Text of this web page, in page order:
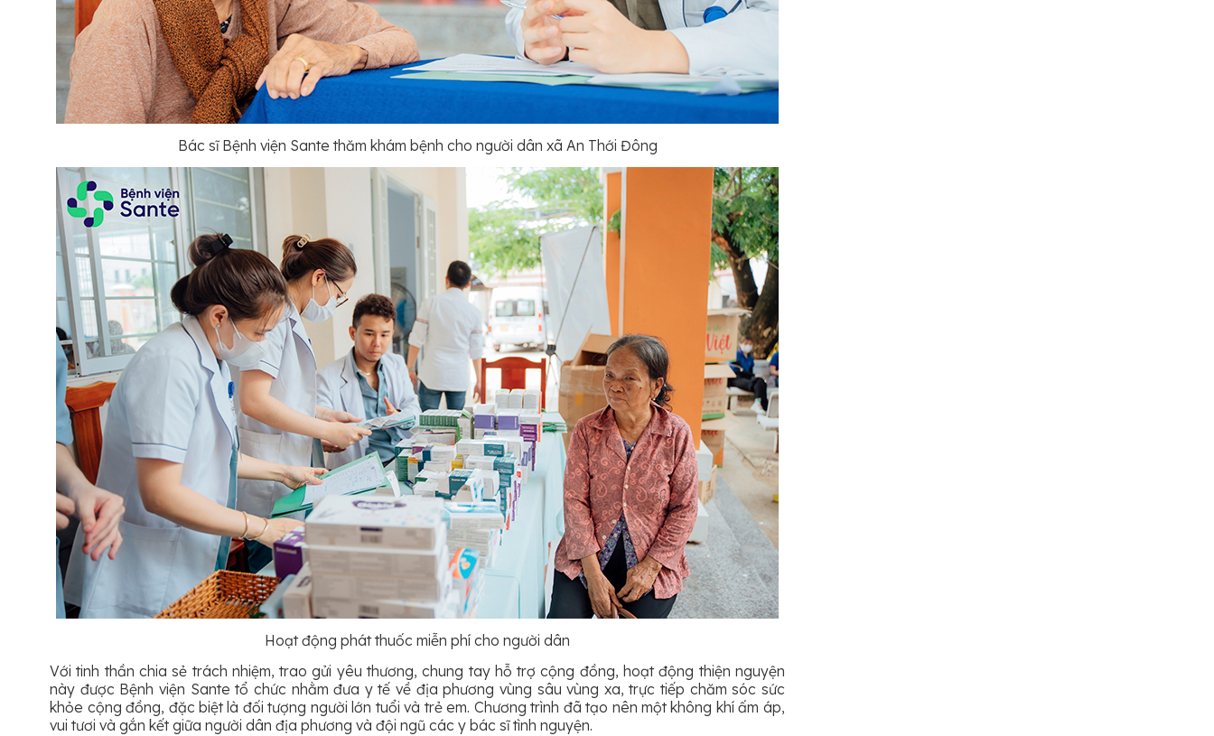
Bác sĩ Bệnh viện Sante thăm khám bệnh cho người dân xã An Thới Đông
Hoạt động phát thuốc miễn phí cho người dân
Với tinh thần chia sẻ trách nhiệm, trao gửi yêu thương, chung tay hỗ trợ cộng đồng, hoạt động thiện nguyện
này được Bệnh viện Sante tổ chức nhằm đưa y tế về địa phương vùng sâu vùng xa, trực tiếp chăm sóc sức
khỏe cộng đồng, đặc biệt là đối tượng người lớn tuổi và trẻ em. Chương trình đã tạo nên một không khí ấm áp,
vui tươi và gắn kết giữa người dân địa phương và đội ngũ các y bác sĩ tình nguyện.